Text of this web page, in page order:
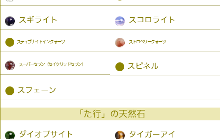
スギライト スコロライト
● スティブナイトインクォーツ ストロベリークォーツ
スーパーセブン（セイクリッドセブン） ● スピネル
● スフェーン
「た行」の天然石
ダイオプサイト タイガーアイ